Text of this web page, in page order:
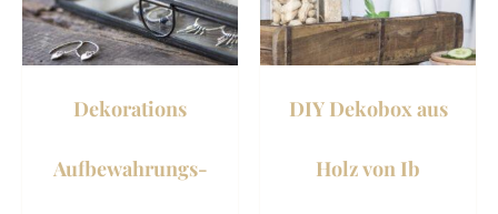
Dekorations
Aufbewahrungs-
auf.
Die
Optionen
Produktseite
DIY Dekobox aus
Holz von Ib
auf.
Die